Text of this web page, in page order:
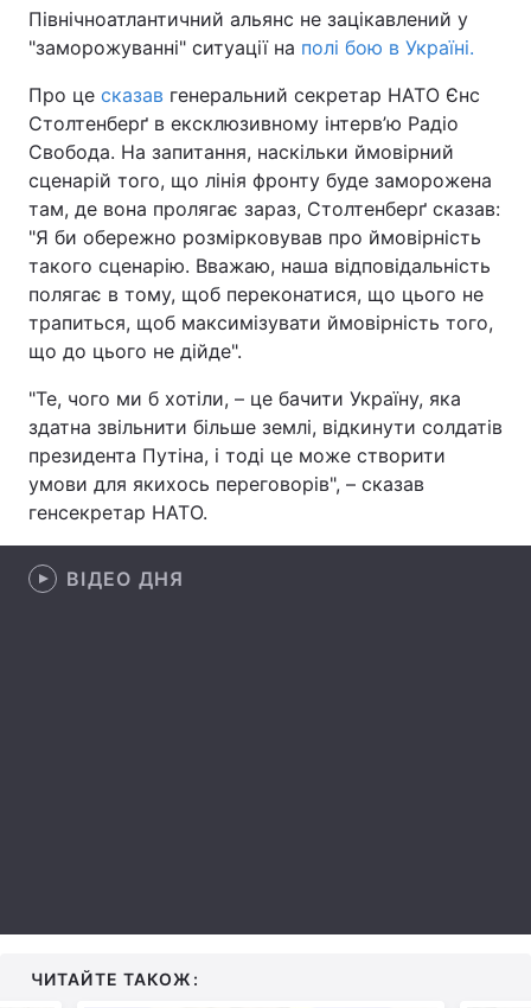
Україна Політика
Економіка Світ
Спорт Наука
Техно і зв'язок Лайт
Зброя Інциденти
Цікавинки
Екологія
Лонгріди
Інтерв'ю
Північноатлантичний альянс не зацікавлений у
"заморожуванні" ситуації на полі бою в Україні.
Про це сказав генеральний секретар НАТО Єнс
Столтенберґ в ексклюзивному інтерв’ю Радіо
Свобода. На запитання, наскільки ймовірний
сценарій того, що лінія фронту буде заморожена
там, де вона пролягає зараз, Столтенберґ сказав:
"Я би обережно розмірковував про ймовірність
такого сценарію. Вважаю, наша відповідальність
полягає в тому, щоб переконатися, що цього не
трапиться, щоб максимізувати ймовірність того,
що до цього не дійде".
"Те, чого ми б хотіли, – це бачити Україну, яка
здатна звільнити більше землі, відкинути солдатів
президента Путіна, і тоді це може створити
умови для якихось переговорів", – сказав
генсекретар НАТО.
ВІДЕО ДНЯ
ЧИТАЙТЕ ТАКОЖ: